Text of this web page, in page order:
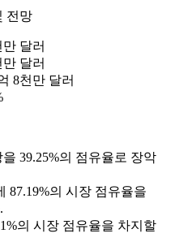
전망
달러
달러
8천만 달러
39.25%의 점유율로 장악
87.19%의 시장 점유율을
의 시장 점유율을 차지할